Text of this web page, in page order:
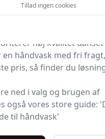
så du nemt kan
høj kvalitet uanset
håndvask med fri
pris, så finder du
ned i valg og brugen af
også vores store guide:
til håndvask'
Tillad ingen cookies